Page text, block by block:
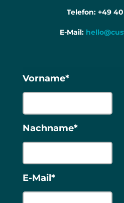
Telefon: +49 40
E-Mail:
Vorname*
Nachname*
E-Mail*